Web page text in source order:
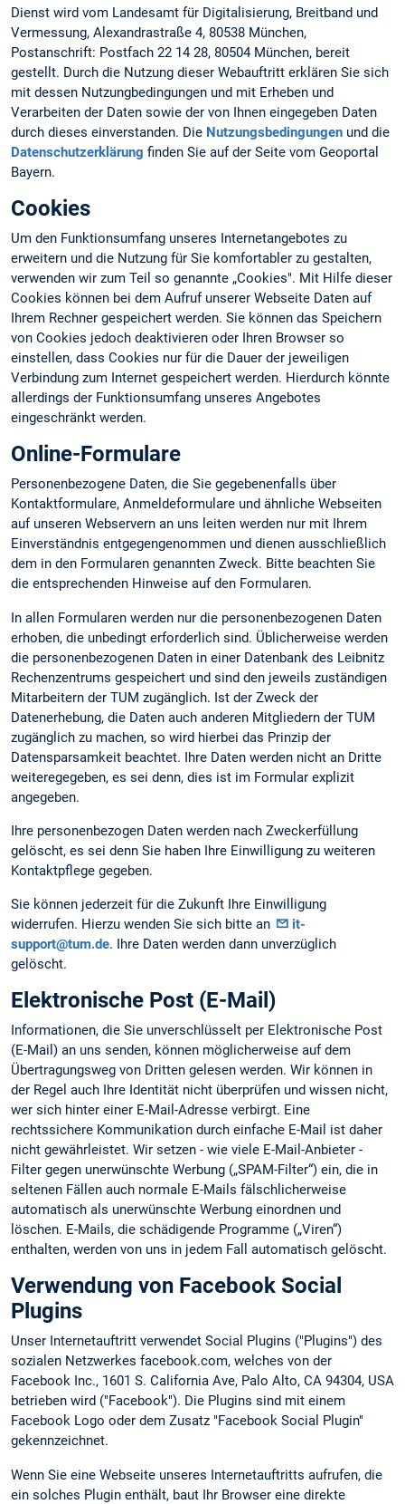
Dienst wird vom Landesamt für Digitalisierung, Breitband und
Vermessung, Alexandrastraße 4, 80538 München,
Postanschrift: Postfach 22 14 28, 80504 München, bereit
gestellt. Durch die Nutzung dieser Webauftritt erklären Sie sich
mit dessen Nutzungbedingungen und mit Erheben und
Verarbeiten der Daten sowie der von Ihnen eingegeben Daten
durch dieses einverstanden. Die Nutzungsbedingungen und die
Datenschutzerklärung finden Sie auf der Seite vom Geoportal
Bayern.
Cookies
Um den Funktionsumfang unseres Internetangebotes zu
erweitern und die Nutzung für Sie komfortabler zu gestalten,
verwenden wir zum Teil so genannte „Cookies". Mit Hilfe dieser
Cookies können bei dem Aufruf unserer Webseite Daten auf
Ihrem Rechner gespeichert werden. Sie können das Speichern
von Cookies jedoch deaktivieren oder Ihren Browser so
einstellen, dass Cookies nur für die Dauer der jeweiligen
Verbindung zum Internet gespeichert werden. Hierdurch könnte
allerdings der Funktionsumfang unseres Angebotes
eingeschränkt werden.
Online-Formulare
Personenbezogene Daten, die Sie gegebenenfalls über
Kontaktformulare, Anmeldeformulare und ähnliche Webseiten
auf unseren Webservern an uns leiten werden nur mit Ihrem
Einverständnis entgegengenommen und dienen ausschließlich
dem in den Formularen genannten Zweck. Bitte beachten Sie
die entsprechenden Hinweise auf den Formularen.
In allen Formularen werden nur die personenbezogenen Daten
erhoben, die unbedingt erforderlich sind. Üblicherweise werden
die personenbezogenen Daten in einer Datenbank des Leibnitz
Rechenzentrums gespeichert und sind den jeweils zuständigen
Mitarbeitern der TUM zugänglich. Ist der Zweck der
Datenerhebung, die Daten auch anderen Mitgliedern der TUM
zugänglich zu machen, so wird hierbei das Prinzip der
Datensparsamkeit beachtet. Ihre Daten werden nicht an Dritte
weiteregegeben, es sei denn, dies ist im Formular explizit
angegeben.
Ihre personenbezogen Daten werden nach Zweckerfüllung
gelöscht, es sei denn Sie haben Ihre Einwilligung zu weiteren
Kontaktpflege gegeben.
Sie können jederzeit für die Zukunft Ihre Einwilligung
widerrufen. Hierzu wenden Sie sich bitte an
it-
support@tum.de. Ihre Daten werden dann unverzüglich
gelöscht.
Elektronische Post (E-Mail)
Informationen, die Sie unverschlüsselt per Elektronische Post
(E-Mail) an uns senden, können möglicherweise auf dem
Übertragungsweg von Dritten gelesen werden. Wir können in
der Regel auch Ihre Identität nicht überprüfen und wissen nicht,
wer sich hinter einer E-Mail-Adresse verbirgt. Eine
rechtssichere Kommunikation durch einfache E-Mail ist daher
nicht gewährleistet. Wir setzen - wie viele E-Mail-Anbieter -
Filter gegen unerwünschte Werbung („SPAM-Filter“) ein, die in
seltenen Fällen auch normale E-Mails fälschlicherweise
automatisch als unerwünschte Werbung einordnen und
löschen. E-Mails, die schädigende Programme („Viren“)
enthalten, werden von uns in jedem Fall automatisch gelöscht.
Verwendung von Facebook Social
Plugins
Unser Internetauftritt verwendet Social Plugins ("Plugins") des
sozialen Netzwerkes facebook.com, welches von der
Facebook Inc., 1601 S. California Ave, Palo Alto, CA 94304, USA
betrieben wird ("Facebook"). Die Plugins sind mit einem
Facebook Logo oder dem Zusatz "Facebook Social Plugin"
gekennzeichnet.
Wenn Sie eine Webseite unseres Internetauftritts aufrufen, die
ein solches Plugin enthält, baut Ihr Browser eine direkte